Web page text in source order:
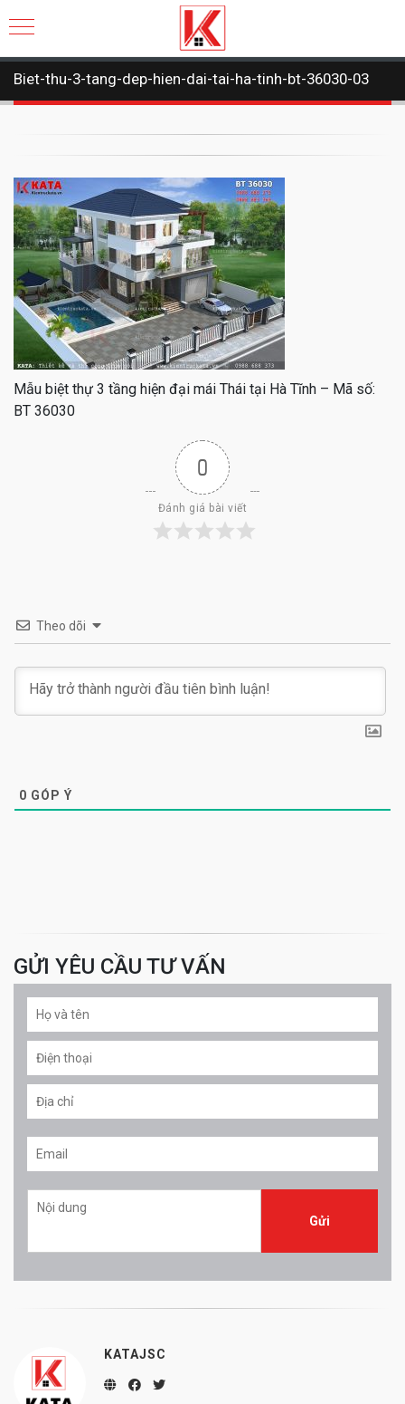
Biet-thu-3-tang-dep-hien-dai-tai-ha-tinh-bt-36030-03
Mẫu biệt thự 3 tầng hiện đại mái Thái tại Hà Tĩnh – Mã số:
BT 36030
0
Đánh giá bài viết
Theo dõi
0 GÓP Ý
GỬI YÊU CẦU TƯ VẤN
KATAJSC